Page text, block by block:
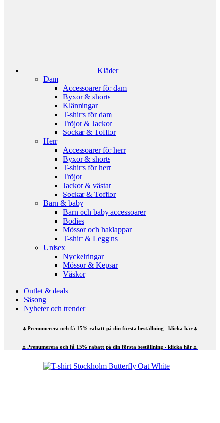
Kläder
Dam
Accessoarer för dam
Byxor & shorts
Klänningar
T-shirts för dam
Tröjor & Jackor
Sockar & Tofflor
Herr
Accessoarer för herr
Byxor & shorts
T-shirts för herr
Tröjor
Jackor & västar
Sockar & Tofflor
Barn & baby
Barn och baby accessoarer
Bodies
Mössor och haklappar
T-shirt & Leggins
Unisex
Nyckelringar
Mössor & Kepsar
Väskor
Outlet & deals
Säsong
Nyheter och trender
⍋ Prenumerera och få 15% rabatt på din första beställning - klicka här ⍋
⍋ Prenumerera och få 15% rabatt på din första beställning - klicka här ⍋